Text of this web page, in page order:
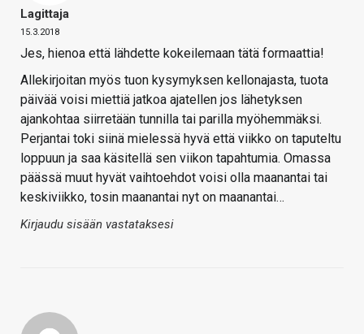
Lagittaja
15.3.2018
Jes, hienoa että lähdette kokeilemaan tätä formaattia!
Allekirjoitan myös tuon kysymyksen kellonajasta, tuota
päivää voisi miettiä jatkoa ajatellen jos lähetyksen
ajankohtaa siirretään tunnilla tai parilla myöhemmäksi.
Perjantai toki siinä mielessä hyvä että viikko on taputeltu
loppuun ja saa käsitellä sen viikon tapahtumia. Omassa
päässä muut hyvät vaihtoehdot voisi olla maanantai tai
keskiviikko, tosin maanantai nyt on maanantai…
Kirjaudu sisään vastataksesi